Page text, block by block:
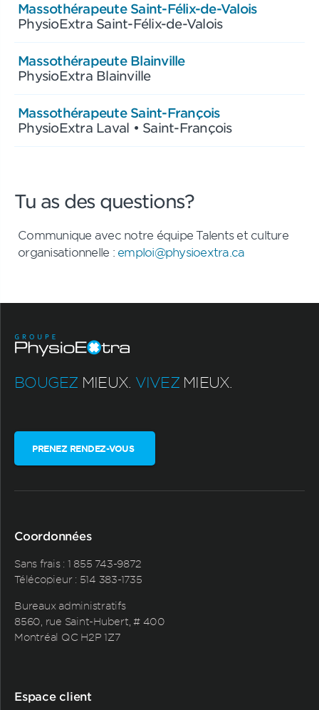
Massothérapeute Saint-Félix-de-Valois
PhysioExtra Saint-Félix-de-Valois
Massothérapeute Blainville
PhysioExtra Blainville
Massothérapeute Saint-François
PhysioExtra Laval • Saint-François
Tu as des questions?
Communique avec notre équipe Talents et culture
organisationnelle : emploi@physioextra.ca
BOUGEZ MIEUX. VIVEZ MIEUX.
PRENEZ RENDEZ-VOUS
Coordonnées
Sans frais : 1 855 743-9872
Télécopieur : 514 383-1735
Bureaux administratifs
8560, rue Saint-Hubert, # 400
Montréal QC H2P 1Z7
Espace client